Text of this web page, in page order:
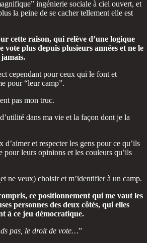
ingénierie sociale à ciel ouvert, et
la peine de se cacher tellement elle est
cette raison, qui relève d’une logique
vote plus depuis plusieurs années et ne le
cependant pour ceux qui le font et
pour “leur camp”.
pas mon truc.
dans ma vie et la façon dont je la
d’aimer et respecter les gens pour ce qu’ils
pour leurs opinions et les couleurs qu’ils
ne veux) choisir et m’identifier à un camp.
ce positionnement qui me vaut les
personnes des deux côtés, qui elles
à ce jeu démocratique.
pas, le droit de vote…”